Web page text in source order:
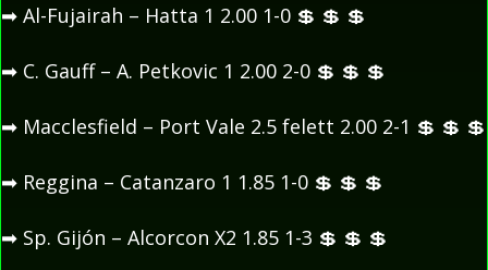
➡ Al-Fujairah – Hatta 1 2.00 1-0 💲 💲 💲
➡ C. Gauff – A. Petkovic 1 2.00 2-0 💲 💲 💲
➡ Macclesfield – Port Vale 2.5 felett 2.00 2-1 💲 💲 💲
➡ Reggina – Catanzaro 1 1.85 1-0 💲 💲 💲
➡ Sp. Gijón – Alcorcon X2 1.85 1-3 💲 💲 💲